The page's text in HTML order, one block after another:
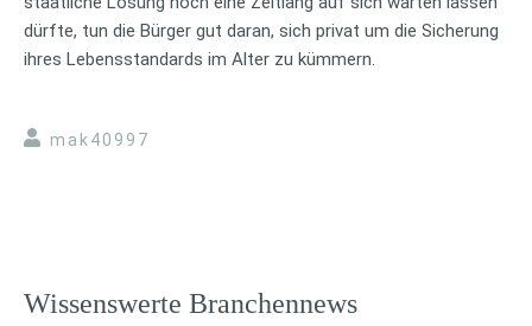
dürfte, tun die Bürger gut daran, sich privat um die Sicherung
ihres Lebensstandards im Alter zu kümmern.
mak40997
Wissenswerte Branchennews